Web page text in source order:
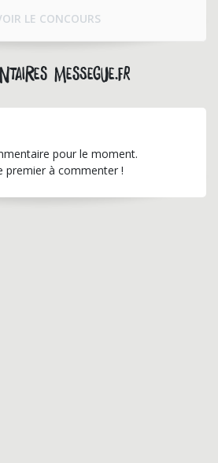
LE CONCOURS
messegue.fr
pour le moment.
premier à commenter !